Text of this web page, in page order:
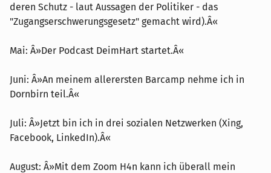
deren Schutz - laut Aussagen der Politiker - das
"Zugangserschwerungsgesetz" gemacht wird).Â«
Mai: Â»Der Podcast DeimHart startet.Â«
Juni: Â»An meinem allerersten Barcamp nehme ich in
Dornbirn teil.Â«
Juli: Â»Jetzt bin ich in drei sozialen Netzwerken (Xing,
Facebook, LinkedIn).Â«
August: Â»Mit dem Zoom H4n kann ich überall mein